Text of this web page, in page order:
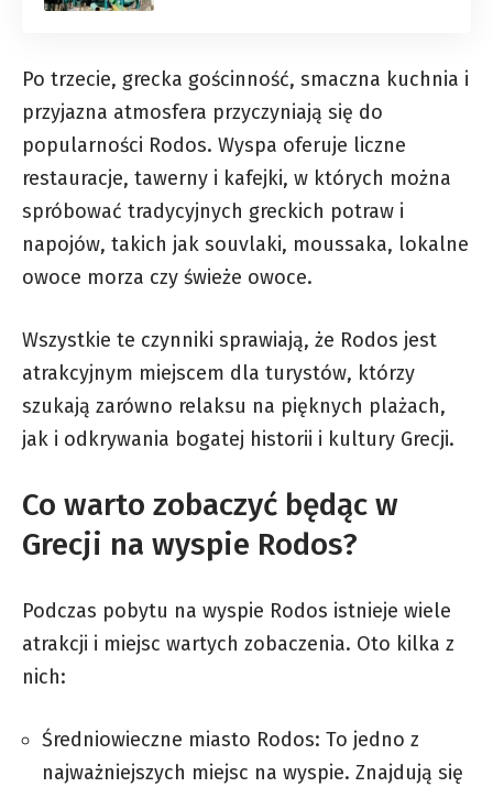
Po trzecie, grecka gościnność, smaczna kuchnia i
przyjazna atmosfera przyczyniają się do
popularności Rodos. Wyspa oferuje liczne
restauracje, tawerny i kafejki, w których można
spróbować tradycyjnych greckich potraw i
napojów, takich jak souvlaki, moussaka, lokalne
owoce morza czy świeże owoce.
Wszystkie te czynniki sprawiają, że Rodos jest
atrakcyjnym miejscem dla turystów, którzy
szukają zarówno relaksu na pięknych plażach,
jak i odkrywania bogatej historii i kultury Grecji.
Co warto zobaczyć będąc w
Grecji na wyspie Rodos?
Podczas pobytu na wyspie Rodos istnieje wiele
atrakcji i miejsc wartych zobaczenia. Oto kilka z
nich:
Średniowieczne miasto Rodos: To jedno z
najważniejszych miejsc na wyspie. Znajdują się